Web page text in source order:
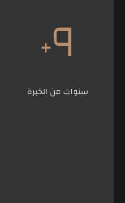
٩+
سنوات من الخبرة